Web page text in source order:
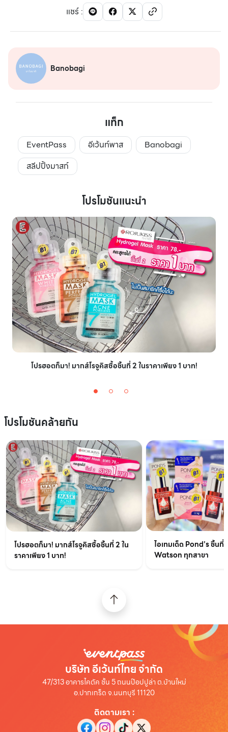
แชร์:
Banobagi
แท็ก
EventPass อีเว้นท์พาส
Banobagi
สลีปปิ้งมาสก์
โปรโมชันแนะนำ
โปรฮอตก็มา! มากส์โรจูคิสซื้อชิ้นที่ 2 ในราคาเพียง 1 บาท!
โปรโมชันคล้ายกัน
โปรฮอตก็มา! มากส์โรจูคิสซื้อชิ้นที่ 2 ใน
ราคาเพียง 1 บาท!
ไอเทมเด็ด Pond’s ชิ้นที่
Watson ทุกสาขา
บริษัท อีเว้นท์ไทย จำกัด
47/313 อาคารไคตัค ชั้น 5 ถนนป๊อปปูล่า ต.บ้านใหม่
อ.ปากเกร็ด จ.นนทบุรี 11120
ติดตามเรา :